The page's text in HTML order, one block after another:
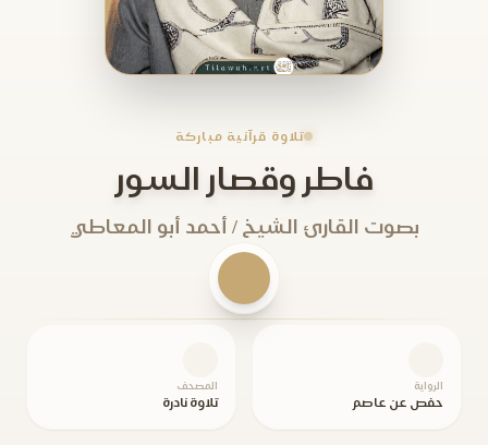
تلاوة قرآنية مباركة
فاطر وقصار السور
بصوت القارئ الشيخ / أحمد أبو المعاطي
الرواية
حفص عن عاصم
المصحف
تلاوة نادرة